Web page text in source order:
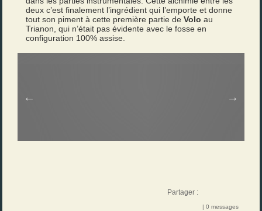
deux c’est finalement l’ingrédient qui l’emporte et donne
tout son piment à cette première partie deVoloau
Trianon, qui n’était pas évidente avec le fosse en
configuration 100% assise.
Partager :
| 0 messages